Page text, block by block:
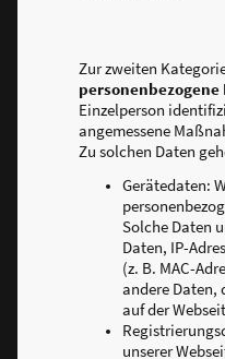
Zur zweiten
personenbezogene
Einzelperson
angemessene
Zu solchen Daten
Gerätedaten:
Solche Daten
Daten, IP-
(z. B. MAC-
andere Daten,
auf der
unserer